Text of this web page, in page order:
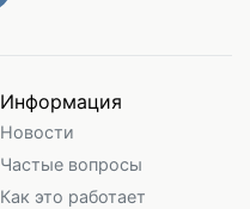
Информация
Новости
Частые вопросы
Как это работает